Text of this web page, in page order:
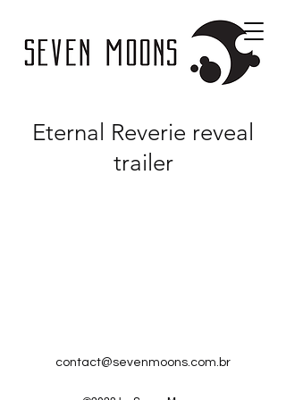
Eternal Reverie reveal
trailer
contact@sevenmoons.com.br